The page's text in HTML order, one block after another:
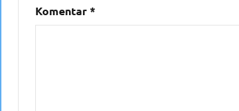
Komentar*